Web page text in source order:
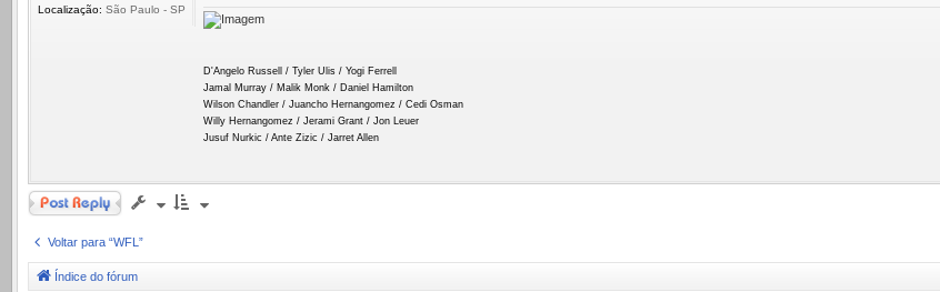
Localização: São Paulo - SP
D'Angelo Russell / Tyler Ulis / Yogi Ferrell
Jamal Murray / Malik Monk / Daniel Hamilton
Wilson Chandler / Juancho Hernangomez / Cedi Osman
Willy Hernangomez / Jerami Grant / Jon Leuer
Jusuf Nurkic / Ante Zizic / Jarret Allen
Responder
Voltar para “WFL”
Índice do fórum